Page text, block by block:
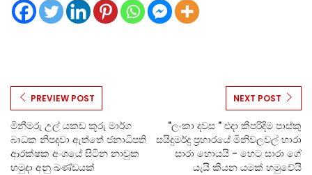
PREVIEW POST
මිනීමරු උල් යකඩ කූරු මාර්ග
බාධක නිපදවා ඇත්තේ ජනාධිපති
ආරක්ෂක අංශයේ සිටින නාවුක
හමුදා අනු ඛණ්ඩයක්
NEXT POST
"ලංකා දවස " එදා කීපරිදිම පාස්කු
සයිදුමර්දු ප්‍රහාරයේ මිනිවලවල් හාරා
සාරා හොයයි - හෙට සාරා ගේ
යැයි කියන යමක් හමුවේයි